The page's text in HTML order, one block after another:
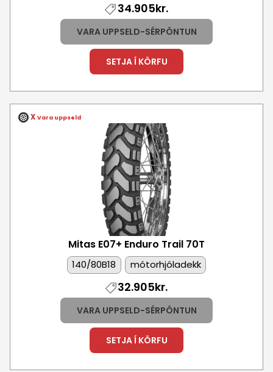
34.905kr.
VARA UPPSELD-SÉRPÖNTUN
SETJA Í KÖRFU
X Vara uppseld
Mitas E07+ Enduro Trail 70T
140/80B18 mótorhjóladekk
32.905kr.
VARA UPPSELD-SÉRPÖNTUN
SETJA Í KÖRFU